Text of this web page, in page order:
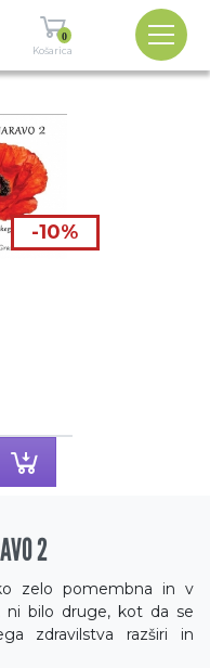
0
Košarica
Izbira
2
zelo pomembna in v
ni bilo druge, kot da se
zdravilstva razširi in
-10%